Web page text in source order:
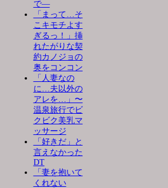
で―
「まって…そ
こキモチよす
ぎるっ！」挿
れたがりな契
約カノジョの
奥をコンコン
「人妻なの
に…夫以外の
アレを…」〜
温泉旅行でビ
クビク美乳マ
ッサージ
「好きだ」と
言えなかった
DT
「妻を抱いて
くれない